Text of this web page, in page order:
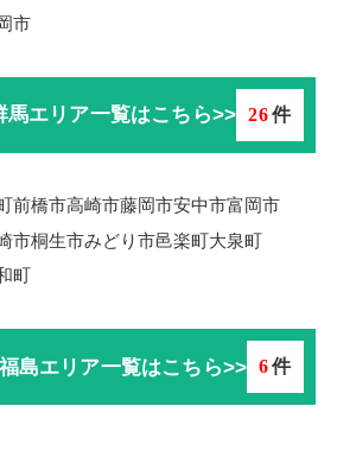
市
馬エリア一覧はこちら>> 26件
前橋市高崎市藤岡市安中市富岡市
市桐生市みどり市邑楽町大泉町
町
福島エリア一覧はこちら>> 6件